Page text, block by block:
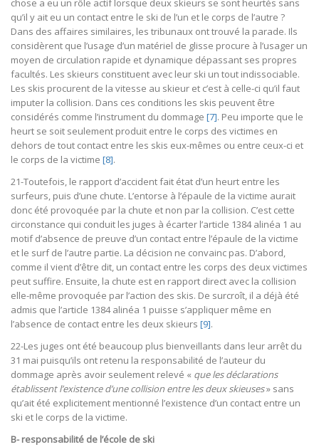
chose a eu un rôle actif lorsque deux skieurs se sont heurtés sans
qu’il y ait eu un contact entre le ski de l’un et le corps de l’autre ?
Dans des affaires similaires, les tribunaux ont trouvé la parade. Ils
considèrent que l’usage d’un matériel de glisse procure à l’usager un
moyen de circulation rapide et dynamique dépassant ses propres
facultés. Les skieurs constituent avec leur ski un tout indissociable.
Les skis procurent de la vitesse au skieur et c’est à celle-ci qu’il faut
imputer la collision. Dans ces conditions les skis peuvent être
considérés comme l’instrument du dommage [7]. Peu importe que le
heurt se soit seulement produit entre le corps des victimes en
dehors de tout contact entre les skis eux-mêmes ou entre ceux-ci et
le corps de la victime [8].
21-Toutefois, le rapport d’accident fait état d’un heurt entre les
surfeurs, puis d’une chute. L’entorse à l’épaule de la victime aurait
donc été provoquée par la chute et non par la collision. C’est cette
circonstance qui conduit les juges à écarter l’article 1384 alinéa 1 au
motif d’absence de preuve d’un contact entre l’épaule de la victime
et le surf de l’autre partie. La décision ne convainc pas. D’abord,
comme il vient d’être dit, un contact entre les corps des deux victimes
peut suffire. Ensuite, la chute est en rapport direct avec la collision
elle-même provoquée par l’action des skis. De surcroît, il a déjà été
admis que l’article 1384 alinéa 1 puisse s’appliquer même en
l’absence de contact entre les deux skieurs [9].
22-Les juges ont été beaucoup plus bienveillants dans leur arrêt du
31 mai puisqu’ils ont retenu la responsabilité de l’auteur du
dommage après avoir seulement relevé « que les déclarations
établissent l’existence d’une collision entre les deux skieuses» sans
qu’ait été explicitement mentionné l’existence d’un contact entre un
ski et le corps de la victime.
B- responsabilité de l’école de ski